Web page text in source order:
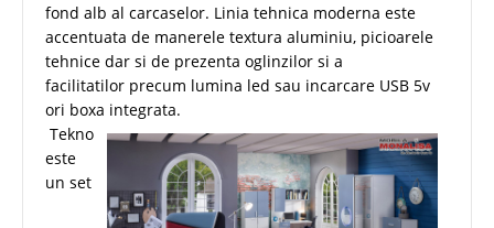
fond alb al carcaselor. Linia tehnica moderna este
accentuata de manerele textura aluminiu, picioarele
tehnice dar si de prezenta oglinzilor si a
facilitatilor precum lumina led sau incarcare USB 5v
ori boxa integrata.
Tekno
este
un set